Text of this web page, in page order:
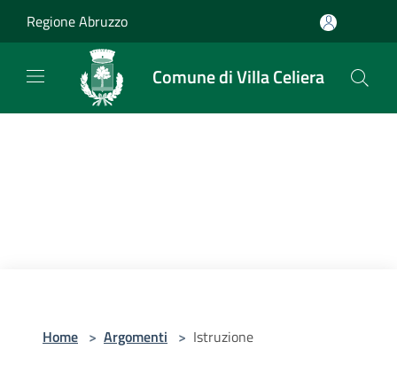
Regione Abruzzo
Comune di Villa Celiera
Home > Argomenti > Istruzione